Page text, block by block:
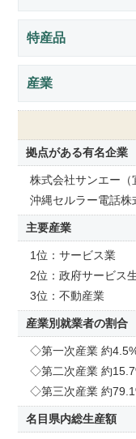
特産品
産業
拠点がある有名企業
株式会社サンエー（
沖縄セルラー電話株
主要産業
1位：サービス業
2位：政府サービス
3位：不動産業
産業別就業者の割合
◇第一次産業 約
◇第二次産業 約
◇第三次産業 約
名目県内総生産額